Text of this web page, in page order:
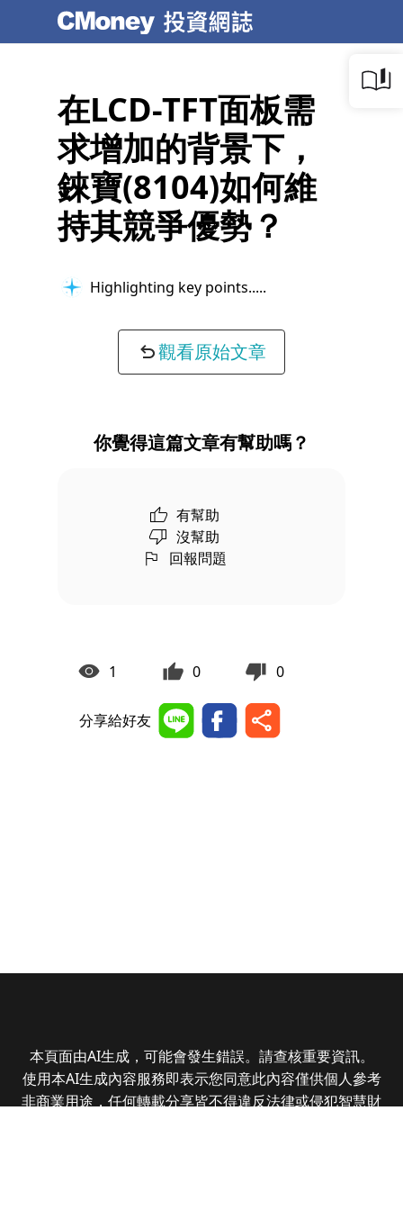
在LCD-TFT面板需
求增加的背景下，
錸寶(8104)如何維
持其競爭優勢？
Highlighting key points...
觀看原始文章
你覺得這篇文章有幫助嗎？
有幫助
沒幫助
回報問題
1 0 0
分享給好友
本頁面由AI生成，可能會發生錯誤。請查核重要資訊。
使用本AI生成內容服務即表示您同意此內容僅供個人參考
非商業用途，任何轉載分享皆不得違反法律或侵犯智慧財